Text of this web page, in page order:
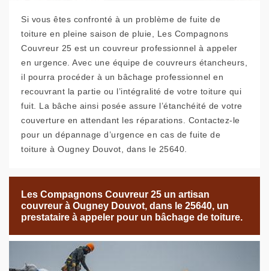
Si vous êtes confronté à un problème de fuite de
toiture en pleine saison de pluie, Les Compagnons
Couvreur 25 est un couvreur professionnel à appeler
en urgence. Avec une équipe de couvreurs étancheurs,
il pourra procéder à un bâchage professionnel en
recouvrant la partie ou l’intégralité de votre toiture qui
fuit. La bâche ainsi posée assure l’étanchéité de votre
couverture en attendant les réparations. Contactez-le
pour un dépannage d’urgence en cas de fuite de
toiture à Ougney Douvot, dans le 25640.
Les Compagnons Couvreur 25 un artisan
couvreur à Ougney Douvot, dans le 25640, un
prestataire à appeler pour un bâchage de toiture.